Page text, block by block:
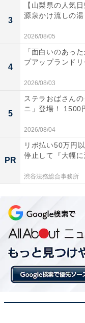
3
【山梨県の人気
源泉かけ流しの
2026/08/05
4
「面白いのあっ
プアップランドリ
2026/08/03
5
ステラおばさん
ニ」登場！ 1500
2026/08/04
PR
リボ払い50万円
停止して『大幅
渋谷法務総合事務所